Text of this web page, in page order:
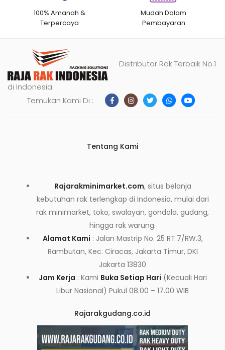
100% Amanah &
Terpercaya
Mudah Dalam
Pembayaran
Distributor Rak Terbaik No.1
di Indonesia
Temukan Kami Di :
Tentang Kami
Rajarakminimarket.com, situs belanja
kebutuhan rak terlengkap di Indonesia, mulai dari
rak minimarket, toko, swalayan, gondola, gudang,
hingga rak warung.
Alamat Kami : Jalan Mastrip No. 25 RT.7/RW.3,
Rambutan, Kec. Ciracas, Jakarta Timur, DKI
Jakarta 13830
Jam Kerja : Kami Buka Setiap Hari (Kecuali Hari
Libur Nasional) Pukul 08.00 – 17.00 WIB
Rajarakgudang.co.id